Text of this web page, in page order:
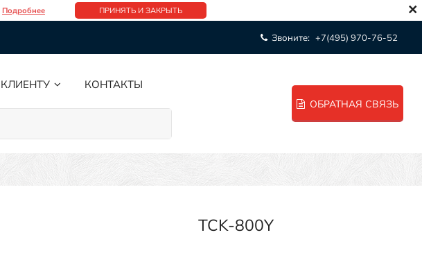
Подробнее ПРИНЯТЬ И ЗАКРЫТЬ ×
Звоните: +7(495) 970-76-52
КЛИЕНТУ КОНТАКТЫ
ОБРАТНАЯ СВЯЗЬ
TCK-800Y